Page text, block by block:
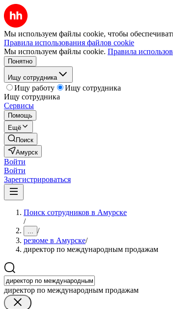
Мы используем файлы cookie, чтобы
Правила использования файлов cookie
Мы используем файлы cookie. Правила
Понятно
Ищу сотрудника
Ищу работу
Ищу сотрудника
Ищу сотрудника
Сервисы
Помощь
Ещё
Поиск
Амурск
Войти
Войти
Зарегистрироваться
Поиск сотрудников в Амурске
/
... /
резюме в Амурске/
директор по международным продажам
директор по международным продажам